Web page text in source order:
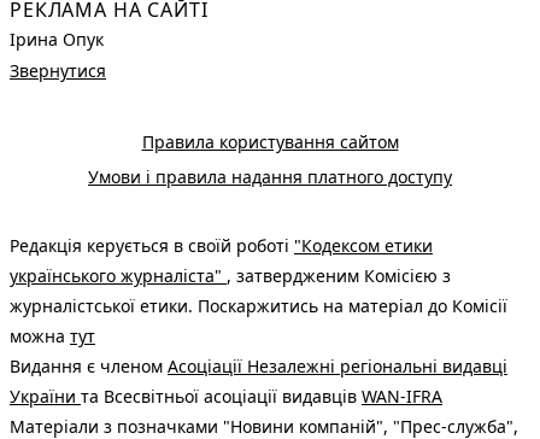
РЕКЛАМА НА САЙТІ
Ірина Опук
Звернутися
Правила користування сайтом
Умови і правила надання платного доступу
Редакція керується в своїй роботі "Кодексом етики
українського журналіста" , затвердженим Комісією з
журналістської етики. Поскаржитись на матеріал до Комісії
можна тут
Видання є членом Асоціації Незалежні регіональні видавці
України та Всесвітньої асоціації видавців WAN-IFRA
Матеріали з позначками "Новини компаній", "Прес-служба",